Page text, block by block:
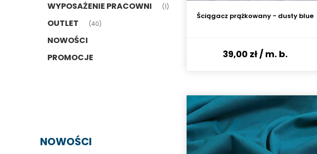
WYPOSAŻENIE PRACOWNI (1)
OUTLET (40)
NOWOŚCI
PROMOCJE
NOWOŚCI
Ściągacz prążkowany - dusty blue
39,00 zł/ m. b.